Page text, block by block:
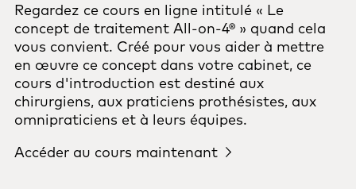
Regardez ce cours en ligne intitulé « Le
concept de traitement All-on-4® » quand cela
vous convient. Créé pour vous aider à mettre
en œuvre ce concept dans votre cabinet, ce
cours d'introduction est destiné aux
chirurgiens, aux praticiens prothésistes, aux
omnipraticiens et à leurs équipes.
Accéder au cours maintenant